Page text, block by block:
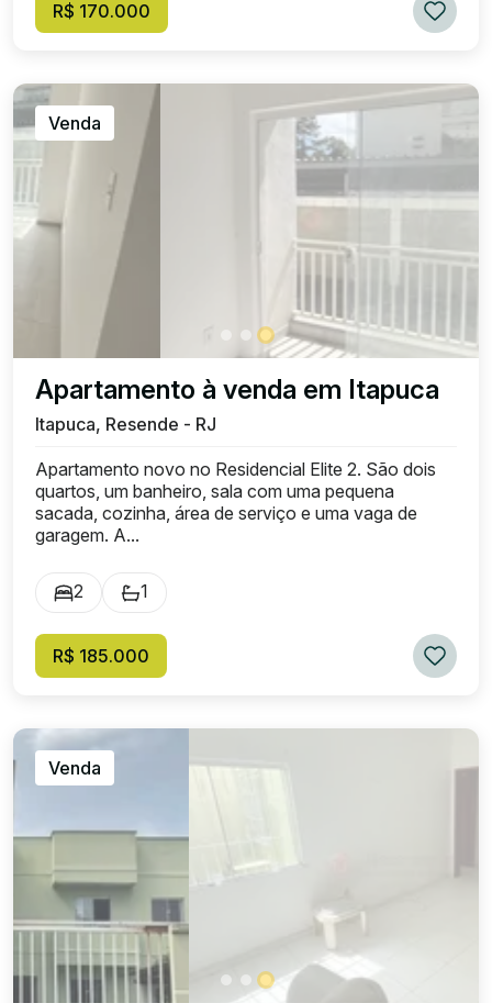
R$ 170.000
Venda
Apartamento à venda em Itapuca
Itapuca, Resende - RJ
Apartamento novo no Residencial Elite 2. São dois
quartos, um banheiro, sala com uma pequena
sacada, cozinha, área de serviço e uma vaga de
garagem. A...
2 1
R$ 185.000
Venda